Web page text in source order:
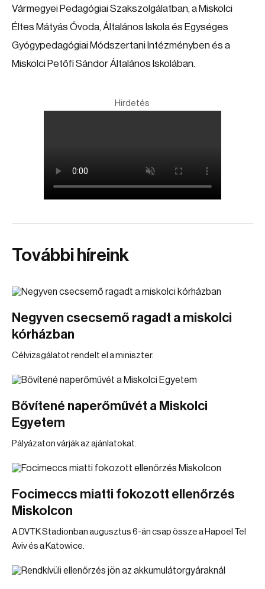
Vármegyei Pedagógiai Szakszolgálatban, a Miskolci
Éltes Mátyás Óvoda, Általános Iskola és Egységes
Gyógypedagógiai Módszertani Intézményben és a
Miskolci Petőfi Sándor Általános Iskolában.
Hirdetés
További híreink
Negyven csecsemő ragadt a miskolci
kórházban
Célvizsgálatot rendelt el a miniszter.
Bővítené naperőművét a Miskolci
Egyetem
Pályázaton várják az ajánlatokat.
Focimeccs miatti fokozott ellenőrzés
Miskolcon
A DVTK Stadionban augusztus 6-án csap össze a Hapoel Tel
Aviv és a Katowice.